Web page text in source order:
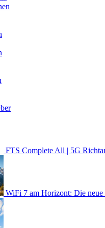
FTS Complete All | 5G
WiFi 7 am Horizont: Die neue